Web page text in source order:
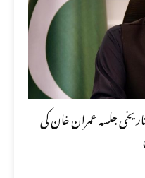
جلسہ عمران خان کی